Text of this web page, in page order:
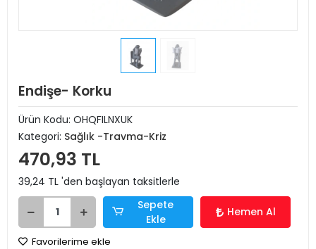
Endişe- Korku
Ürün Kodu: OHQFILNXUK
Kategori: Sağlık -Travma-Kriz
470,93 TL
39,24 TL 'den başlayan taksitlerle
Sepete
Ekle
Hemen Al
Favorilerime ekle